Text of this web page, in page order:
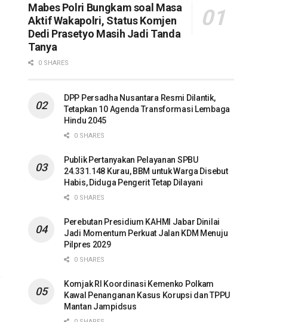
Mabes Polri Bungkam soal Masa
Aktif Wakapolri, Status Komjen
Dedi Prasetyo Masih Jadi Tanda
Tanya
0 SHARES
DPP Persadha Nusantara Resmi Dilantik,
Tetapkan 10 Agenda Transformasi Lembaga
Hindu 2045
0 SHARES
Publik Pertanyakan Pelayanan SPBU
24.331.148 Kurau, BBM untuk Warga Disebut
Habis, Diduga Pengerit Tetap Dilayani
0 SHARES
Perebutan Presidium KAHMI Jabar Dinilai
Jadi Momentum Perkuat Jalan KDM Menuju
Pilpres 2029
0 SHARES
Komjak RI Koordinasi Kemenko Polkam
Kawal Penanganan Kasus Korupsi dan TPPU
Mantan Jampidsus